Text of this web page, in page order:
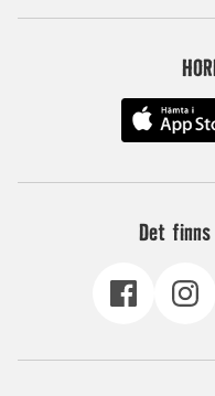
Det